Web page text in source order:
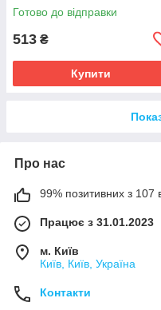
Готово до відправки
513 ₴
Купити
Про нас
99% позитивних з 107
Працює з 31.01.2023
м. Київ
Київ, Київ, Україна
Контакти